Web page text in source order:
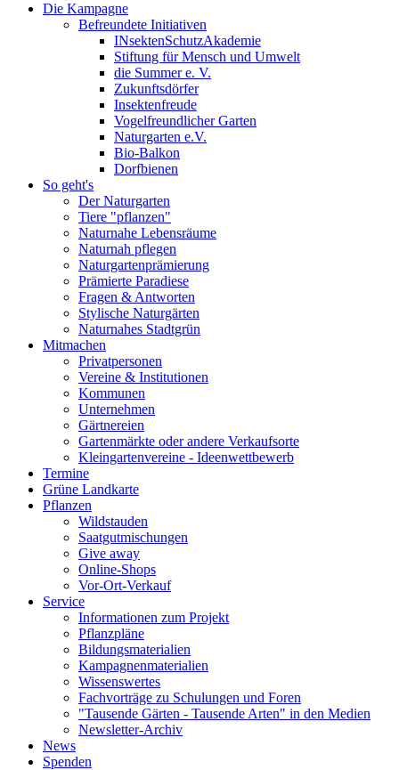
Die Kampagne
Befreundete Initiativen
INsektenSchutzAkademie
Stiftung für Mensch und Umwelt
die Summer e. V.
Zukunftsdörfer
Insektenfreude
Vogelfreundlicher Garten
Naturgarten e.V.
Bio-Balkon
Dorfbienen
So geht's
Der Naturgarten
Tiere "pflanzen"
Naturnahe Lebensräume
Naturnah pflegen
Naturgartenprämierung
Prämierte Paradiese
Fragen & Antworten
Stylische Naturgärten
Naturnahes Stadtgrün
Mitmachen
Privatpersonen
Vereine & Institutionen
Kommunen
Unternehmen
Gärtnereien
Gartenmärkte oder andere Verkaufsorte
Kleingartenvereine - Ideenwettbewerb
Termine
Grüne Landkarte
Pflanzen
Wildstauden
Saatgutmischungen
Give away
Online-Shops
Vor-Ort-Verkauf
Service
Informationen zum Projekt
Pflanzpläne
Bildungsmaterialien
Kampagnenmaterialien
Wissenswertes
Fachvorträge zu Schulungen und Foren
"Tausende Gärten - Tausende Arten" in den Medien
Newsletter-Archiv
News
Spenden